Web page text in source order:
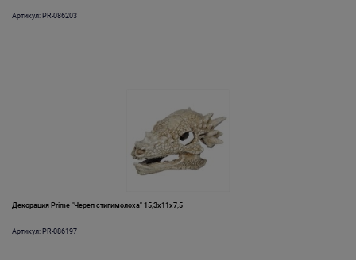
Артикул: PR-086203
Декорация Prime "Череп стигимолоха" 15,3х11х7,5
Артикул: PR-086197